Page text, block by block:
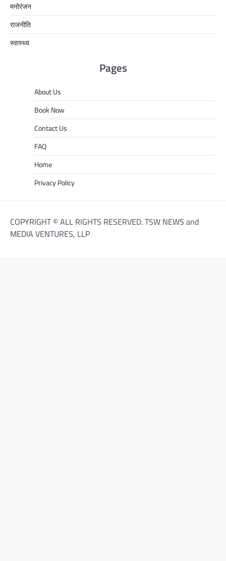
मनोरंजन
राजनीति
स्वास्थ्य
Pages
About Us
Book Now
Contact Us
FAQ
Home
Privacy Policy
COPYRIGHT © ALL RIGHTS RESERVED. TSW NEWS and
MEDIA VENTURES, LLP